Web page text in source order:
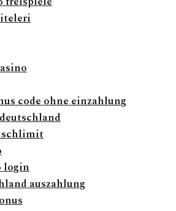
code ohne einzahlung
login
auszahlung